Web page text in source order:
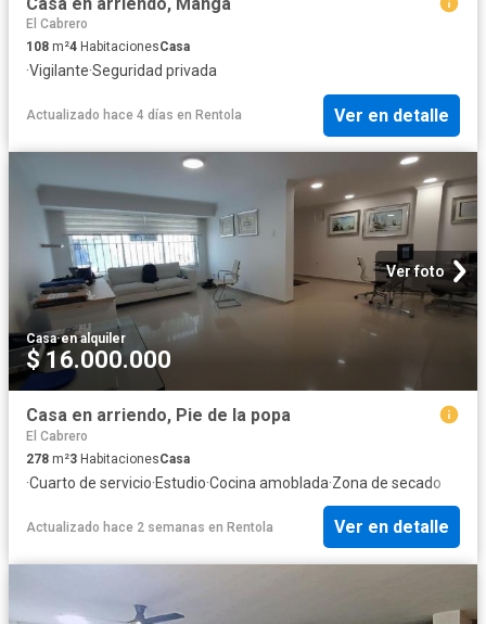
El Cabrero
108 m²4 HabitacionesCasa
·Vigilante·Seguridad privada
Actualizado hace 4 días en Rentola Ver en detalle
Ver foto
Casa·en alquiler
$ 16.000.000
Casa en arriendo, Pie de la popa
El Cabrero
278 m²3 HabitacionesCasa
·Cuarto de servicio·Estudio·Cocina amoblada·Zona de secado
Actualizado hace 2 semanas en Rentola Ver en detalle